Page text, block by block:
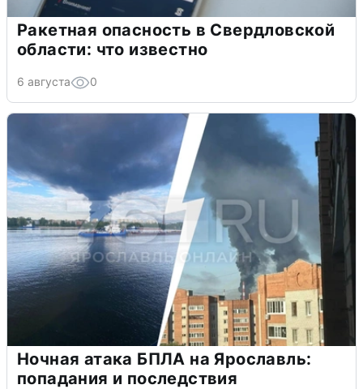
Ракетная опасность в Свердловской
области: что известно
6 августа 0
Ночная атака БПЛА на Ярославль:
попадания и последствия